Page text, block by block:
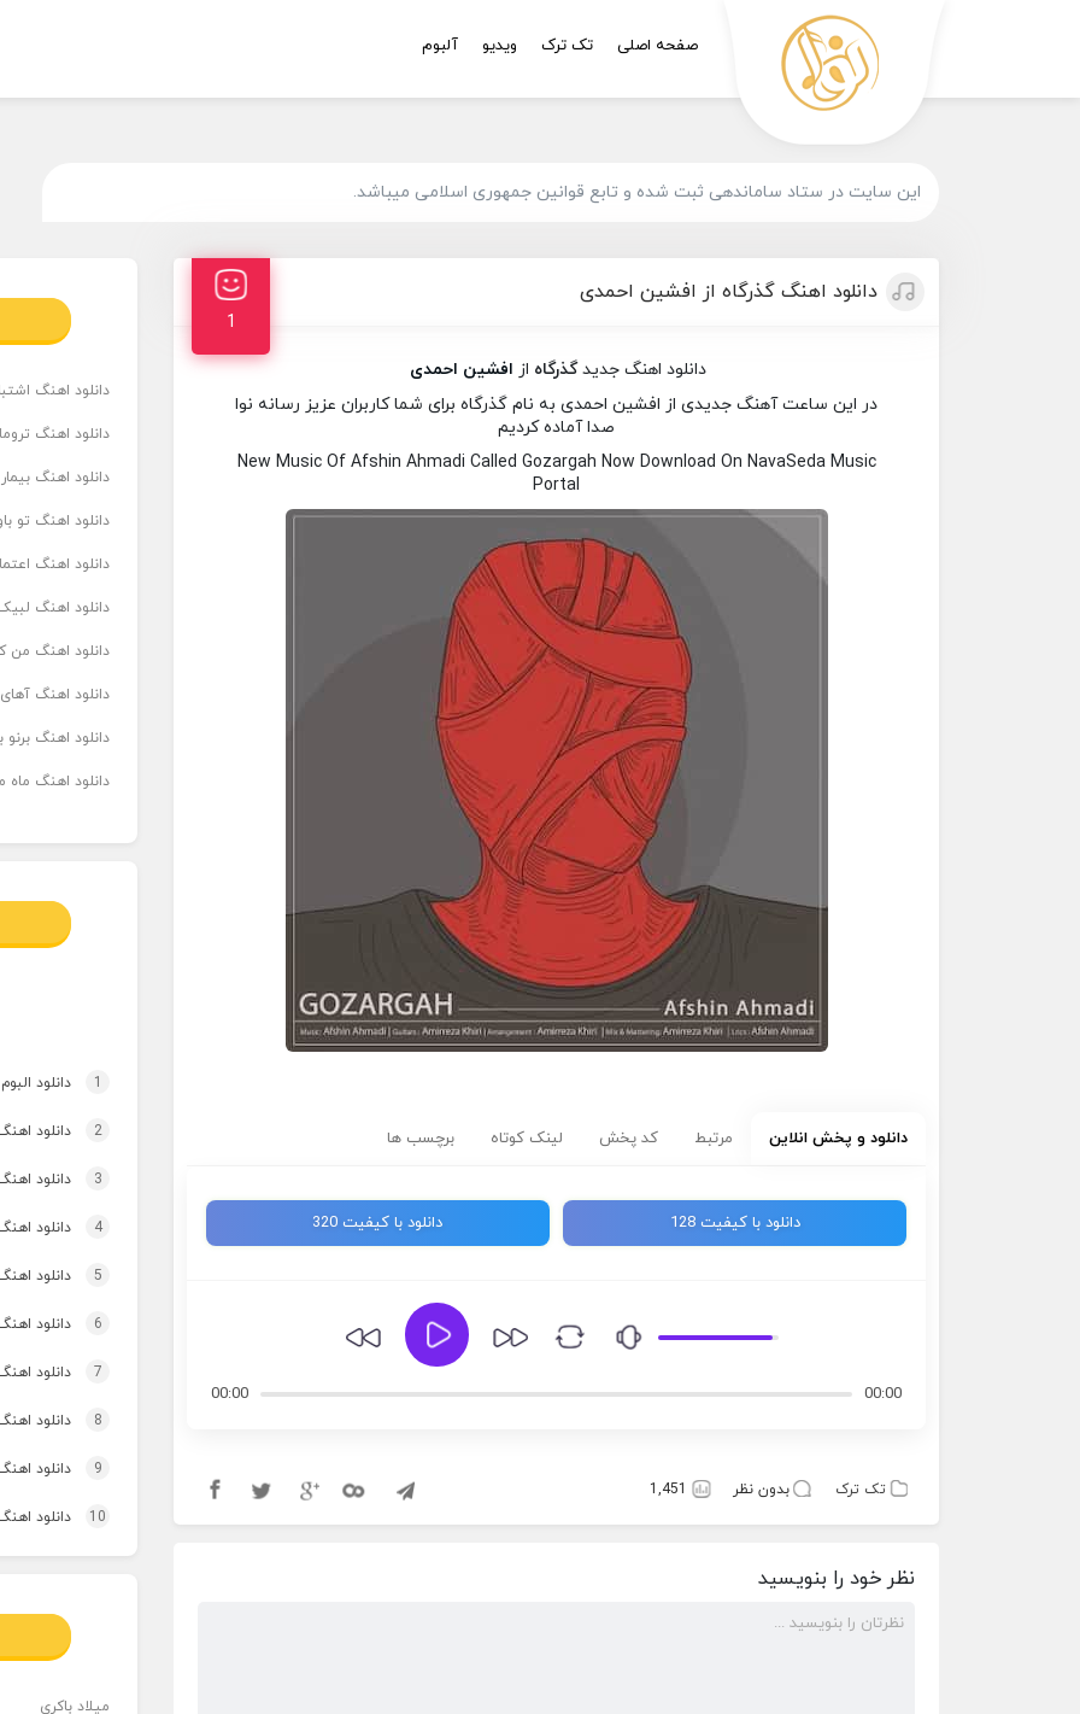
صفحه اصلی تک ترک ویدیو آلبوم
این سایت در ستاد ساماندهی ثبت شده و تابع قوانین جمهوری اسلامی میباشد.
دانلود اهنگ گذرگاه از افشین احمدی
1
دانلود اهنگ جدیدگذرگاه از افشین احمدی
در این ساعت آهنگ جدیدی از افشین احمدی به نام گذرگاه برای شما کاربران عزیز رسانه نوا
صدا آماده کردیم
New Music Of Afshin Ahmadi Called Gozargah Now Download On NavaSeda Music
Portal
دانلود و پخش انلاین مرتبط کد پخش لینک کوتاه برچسب ها
دانلود با کیفیت 128 دانلود با کیفیت 320
00:00
00:00
تک ترک بدون نظر 1,451
نظر خود را بنویسید
دانلود اهنگ
دانلود اهنگ
دانلود اهنگ
دانلود اهنگ تو
دانلود اهنگ
دانلود اهنگ
دانلود اهنگ من
دانلود اهنگ
دانلود اهنگ برنو بدوش ۲ از
دانلود اهنگ ماه
1 دانلود
2 دانلود
3 دانلود
4 دانلود اهنگ تاپ و
5 دانلود
6 دانلود اهنگ برنو
7 دانلود
8 دانلود
9 دانلود
10 دانلود
میلاد باکری